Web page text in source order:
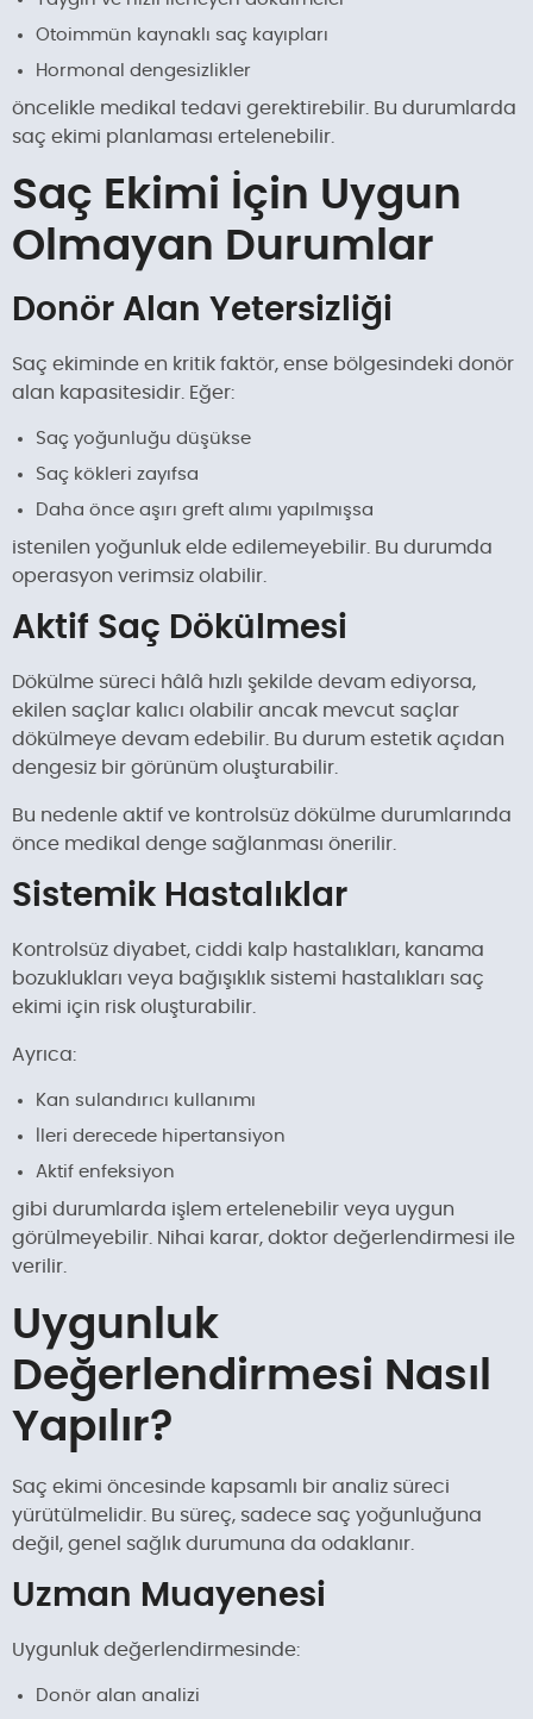
Otoimmün kaynaklı saç kayıpları
Hormonal dengesizlikler
öncelikle medikal tedavi gerektirebilir. Bu durumlarda
saç ekimi planlaması ertelenebilir.
Saç Ekimi İçin Uygun
Olmayan Durumlar
Donör Alan Yetersizliği
Saç ekiminde en kritik faktör, ense bölgesindeki donör
alan kapasitesidir. Eğer:
Saç yoğunluğu düşükse
Saç kökleri zayıfsa
Daha önce aşırı greft alımı yapılmışsa
istenilen yoğunluk elde edilemeyebilir. Bu durumda
operasyon verimsiz olabilir.
Aktif Saç Dökülmesi
Dökülme süreci hâlâ hızlı şekilde devam ediyorsa,
ekilen saçlar kalıcı olabilir ancak mevcut saçlar
dökülmeye devam edebilir. Bu durum estetik açıdan
dengesiz bir görünüm oluşturabilir.
Bu nedenle aktif ve kontrolsüz dökülme durumlarında
önce medikal denge sağlanması önerilir.
Sistemik Hastalıklar
Kontrolsüz diyabet, ciddi kalp hastalıkları, kanama
bozuklukları veya bağışıklık sistemi hastalıkları saç
ekimi için risk oluşturabilir.
Ayrıca:
Kan sulandırıcı kullanımı
İleri derecede hipertansiyon
Aktif enfeksiyon
gibi durumlarda işlem ertelenebilir veya uygun
görülmeyebilir. Nihai karar, doktor değerlendirmesi ile
verilir.
Uygunluk
Değerlendirmesi Nasıl
Yapılır?
Saç ekimi öncesinde kapsamlı bir analiz süreci
yürütülmelidir. Bu süreç, sadece saç yoğunluğuna
değil, genel sağlık durumuna da odaklanır.
Uzman Muayenesi
Uygunluk değerlendirmesinde:
Donör alan analizi